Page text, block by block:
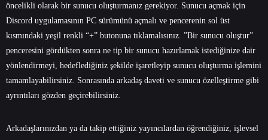
öncelikli olarak bir sunucu oluşturmanız gerekiyor. Sunucu açmak için
Discord uygulamasının PC sürümünü açmalı ve pencerenin sol üst
kısmındaki yeşil renkli “+” butonuna tıklamalısınız. ”Bir sunucu oluştur”
penceresini gördükten sonra ne tip bir sunucu hazırlamak istediğinize dair
yönlendirmeyi, hedeflediğiniz şekilde işaretleyip sunucu oluşturma işlemini
tamamlayabilirsiniz. Sonrasında arkadaş daveti ve sunucu özelleştirme gibi
ayrıntıları gözden geçirebilirsiniz.
Arkadaşlarınızdan ya da takip ettiğiniz yayıncılardan öğrendiğiniz, işlevsel